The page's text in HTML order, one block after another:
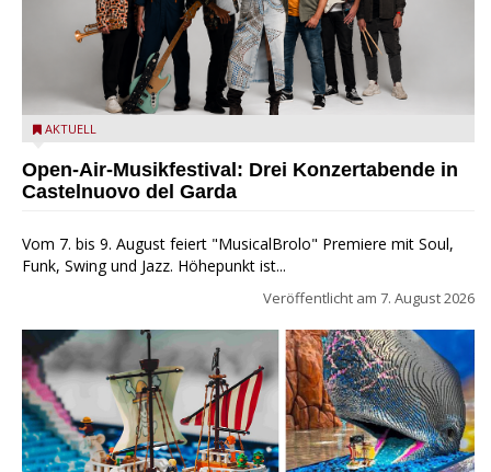
Castelnuovo del Garda: Die "Dirotta su Cuba" zu Gast beim
AKTUELL
Open-Air-Musikfestival: Drei Konzertabende in
Castelnuovo del Garda
Vom 7. bis 9. August feiert "MusicalBrolo" Premiere mit Soul,
Funk, Swing und Jazz. Höhepunkt ist...
Veröffentlicht am 7. August 2026